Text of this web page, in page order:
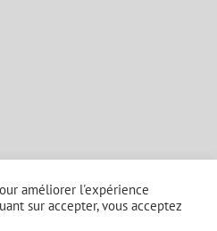
améliorer l'expérience
sur accepter, vous acceptez